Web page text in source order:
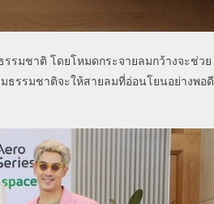
รมชาติ โดยโหมดกระจายลมกว้างจะช่วย
ธรรมชาติจะให้สายลมที่อ่อนโยนอย่างพอดี